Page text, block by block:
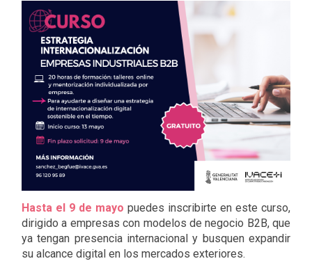
Hasta el 9 de mayo puedes inscribirte en este curso,
dirigido a empresas con modelos de negocio B2B, que
ya tengan presencia internacional y busquen expandir
su alcance digital en los mercados exteriores.